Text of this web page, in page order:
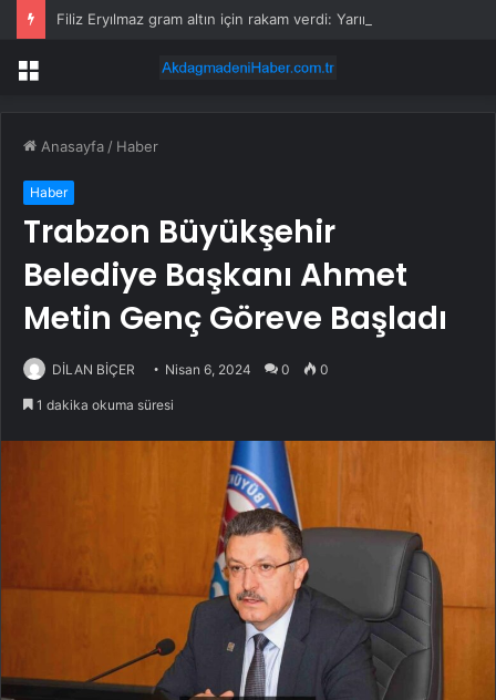
Menü
Anasayfa / Haber
Haber
Trabzon Büyükşehir
Belediye Başkanı Ahmet
Metin Genç Göreve Başladı
DİLAN BİÇER Nisan 6, 2024 0 0
1 dakika okuma süresi